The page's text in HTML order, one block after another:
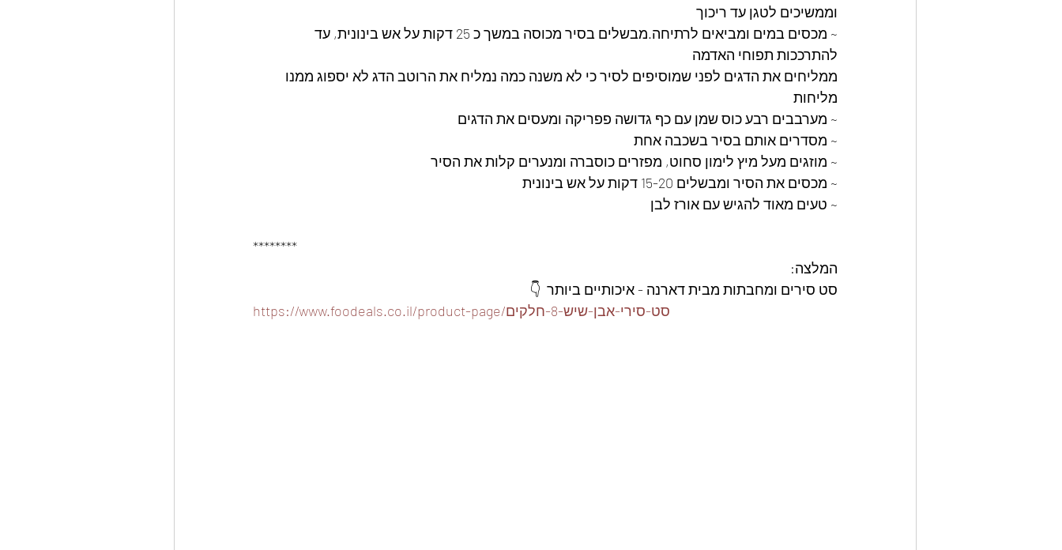
וממשיכים לטגן עד ריכוך
~ מכסים במים ומביאים לרתיחה.מבשלים בסיר מכוסה במשך כ 25 דקות על אש בינונית, עד
להתרככות תפוחי האדמה
ממליחים את הדגים לפני שמוסיפים לסיר כי לא משנה כמה נמליח את הרוטב הדג לא יספוג ממנו
מליחות
~ מערבבים רבע כוס שמן עם כף גדושה פפריקה ומעסים את הדגים
~ מסדרים אותם בסיר בשכבה אחת
~ מוזגים מעל מיץ לימון סחוט, מפזרים כוסברה ומנערים קלות את הסיר
~ מכסים את הסיר ומבשלים 15-20 דקות על אש בינונית
~ טעים מאוד להגיש עם אורז לבן
********
המלצה:
סט סירים ומחבתות מבית דארנה - איכותיים ביותר  👇
https://www.foodeals.co.il/product-page/סט-סירי-אבן-שיש-8-חלקים